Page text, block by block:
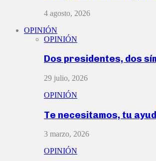
4 agosto, 2026
OPINIÓN
OPINIÓN
Dos presidentes, dos
29 julio, 2026
OPINIÓN
Te necesitamos, tu
3 marzo, 2026
OPINIÓN